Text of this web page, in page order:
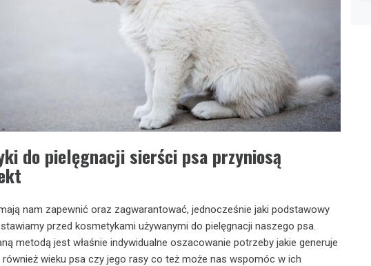
do pielęgnacji sierści psa przyniosą
nam zapewnić oraz zagwarantować, jednocześnie jaki podstawowy
przed kosmetykami używanymi do pielęgnacji naszego psa.
metodą jest właśnie indywidualne oszacowanie potrzeby jakie generuje
wieku psa czy jego rasy co też może nas wspomóc w ich